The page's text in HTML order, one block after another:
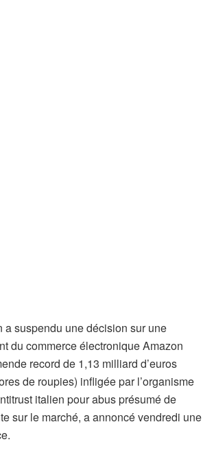
a suspendu une décision sur une
du commerce électronique Amazon
record de 1,13 milliard d’euros
de roupies) infligée par l’organisme
italien pour abus présumé de
sur le marché, a annoncé vendredi une